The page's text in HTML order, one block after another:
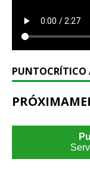
PUNTOCRÍTICO